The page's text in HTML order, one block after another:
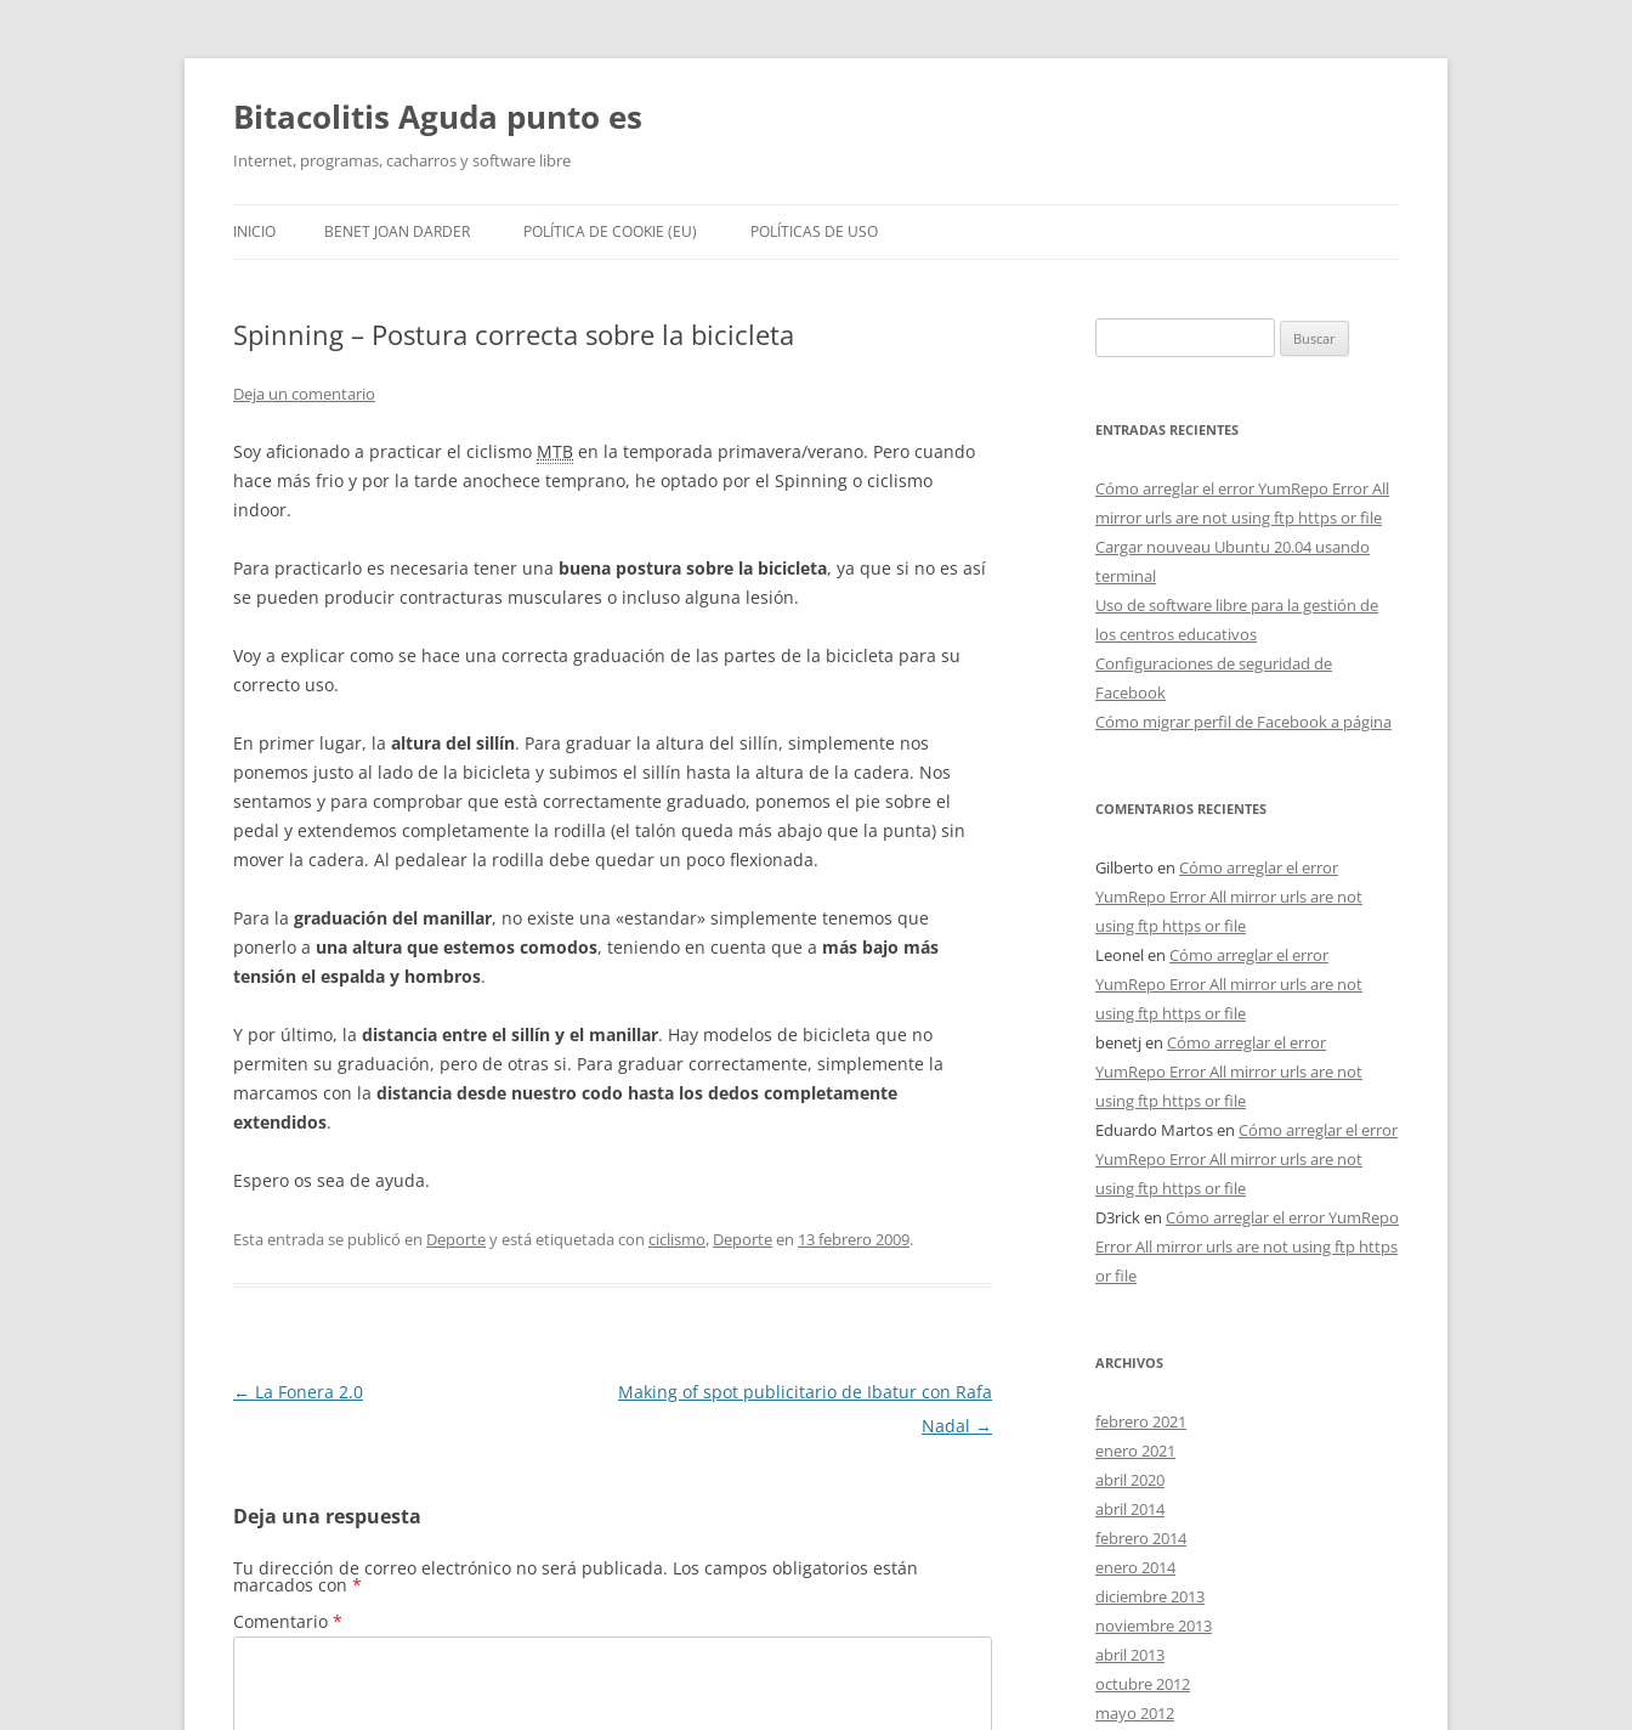
Saltar
contenido
Bitacolitis Aguda punto es
Internet, programas, cacharros y software libre
INICIO BENET JOAN DARDER POLÍTICA DE COOKIE (EU) POLÍTICAS DE USO
Spinning – Postura correcta sobre la bicicleta
Deja un comentario
Soy aficionado a practicar el ciclismo MTB en la temporada primavera/verano. Pero cuando
hace más frio y por la tarde anochece temprano, he optado por el Spinning o ciclismo
indoor.
Para practicarlo es necesaria tener una buena postura sobre la bicicleta, ya que si no es así
se pueden producir contracturas musculares o incluso alguna lesión.
Voy a explicar como se hace una correcta graduación de las partes de la bicicleta para su
correcto uso.
En primer lugar, la altura del sillín. Para graduar la altura del sillín, simplemente nos
ponemos justo al lado de la bicicleta y subimos el sillín hasta la altura de la cadera. Nos
sentamos y para comprobar que està correctamente graduado, ponemos el pie sobre el
pedal y extendemos completamente la rodilla (el talón queda más abajo que la punta) sin
mover la cadera. Al pedalear la rodilla debe quedar un poco flexionada.
Para la graduación del manillar, no existe una «estandar» simplemente tenemos que
ponerlo a una altura que estemos comodos, teniendo en cuenta que a más bajo más
tensión el espalda y hombros.
Y por último, la distancia entre el sillín y el manillar. Hay modelos de bicicleta que no
permiten su graduación, pero de otras si. Para graduar correctamente, simplemente la
marcamos con la distancia desde nuestro codo hasta los dedos completamente
extendidos.
Espero os sea de ayuda.
Esta entrada se publicó en Deportey está etiquetada con ciclismo, Deporteen 13 febrero 2009.
Navegación
← La Fonera 2.0
Making of spot publicitario de Ibatur con Rafa
Nadal →
Deja una respuesta
Tu dirección de correo electrónico no será publicada. Los campos obligatorios están
marcados con *
Comentario *
ENTRADAS RECIENTES
Cómo arreglar el error YumRepo Error All
mirror urls are not using ftp https or file
Cargar nouveau Ubuntu 20.04 usando
terminal
Uso de software libre para la gestión de
los centros educativos
Configuraciones de seguridad de
Facebook
Cómo migrar perfil de Facebook a página
COMENTARIOS RECIENTES
Gilberto en Cómo arreglar el error
YumRepo Error All mirror urls are not
using ftp https or file
Leonelen Cómo arreglar el error
YumRepo Error All mirror urls are not
using ftp https or file
benetjen Cómo arreglar el error
YumRepo Error All mirror urls are not
using ftp https or file
Eduardo Martosen Cómo arreglar el error
YumRepo Error All mirror urls are not
using ftp https or file
D3ricken Cómo arreglar el error YumRepo
Error All mirror urls are not using ftp https
or file
ARCHIVOS
febrero 2021
enero 2021
abril 2020
abril 2014
febrero 2014
enero 2014
diciembre 2013
noviembre 2013
abril 2013
octubre 2012
mayo 2012